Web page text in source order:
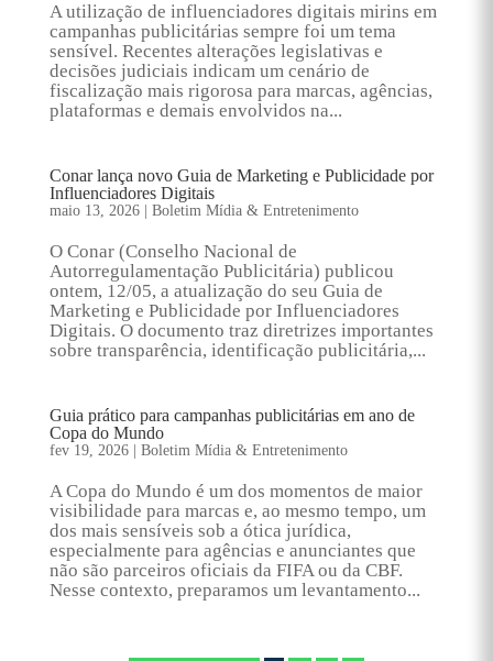
A utilização de influenciadores digitais mirins em
campanhas publicitárias sempre foi um tema
sensível. Recentes alterações legislativas e
decisões judiciais indicam um cenário de
fiscalização mais rigorosa para marcas, agências,
plataformas e demais envolvidos na...
Conar lança novo Guia de Marketing e Publicidade por
Influenciadores Digitais
maio 13, 2026| Boletim Mídia & Entretenimento
O Conar (Conselho Nacional de
Autorregulamentação Publicitária) publicou
ontem, 12/05, a atualização do seu Guia de
Marketing e Publicidade por Influenciadores
Digitais. O documento traz diretrizes importantes
sobre transparência, identificação publicitária,...
Guia prático para campanhas publicitárias em ano de
Copa do Mundo
fev 19, 2026| Boletim Mídia & Entretenimento
A Copa do Mundo é um dos momentos de maior
visibilidade para marcas e, ao mesmo tempo, um
dos mais sensíveis sob a ótica jurídica,
especialmente para agências e anunciantes que
não são parceiros oficiais da FIFA ou da CBF.
Nesse contexto, preparamos um levantamento...